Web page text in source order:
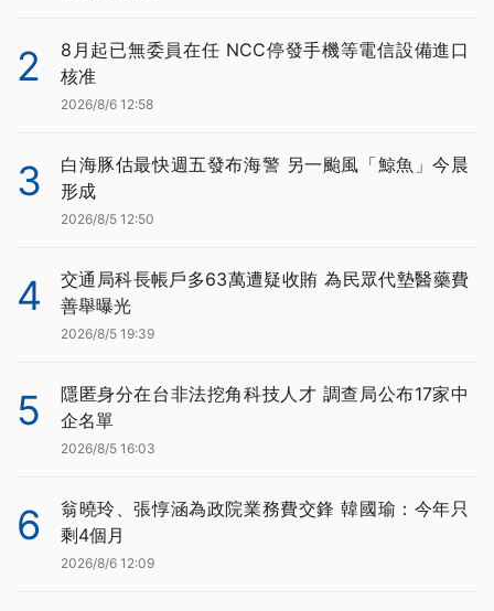
2
8月起已無委員在任 NCC停發手機等電信設備進口
核准
2026/8/6 12:58
3
白海豚估最快週五發布海警 另一颱風「鯨魚」今晨
形成
2026/8/5 12:50
4
交通局科長帳戶多63萬遭疑收賄 為民眾代墊醫藥費
善舉曝光
2026/8/5 19:39
5
隱匿身分在台非法挖角科技人才 調查局公布17家中
企名單
2026/8/5 16:03
6
翁曉玲、張惇涵為政院業務費交鋒 韓國瑜：今年只
剩4個月
2026/8/6 12:09